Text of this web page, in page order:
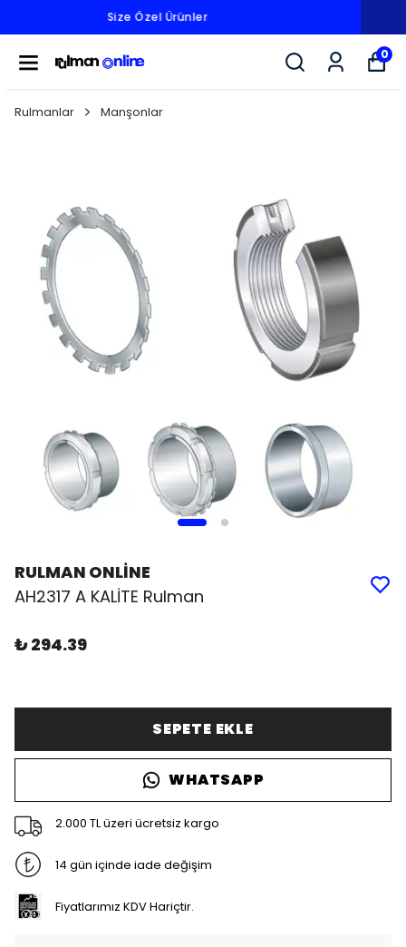
Fiyatlarımız KDV Hariçtir.
0
Rulmanlar Manşonlar
RULMAN ONLİNE
AH2317 A KALİTE Rulman
₺ 294.39
SEPETE EKLE
WHATSAPP
2.000 TL üzeri ücretsiz kargo
14 gün içinde iade değişim
Fiyatlarımız KDV Hariçtir.